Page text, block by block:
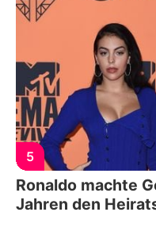
5
Ronaldo machte
Jahren den